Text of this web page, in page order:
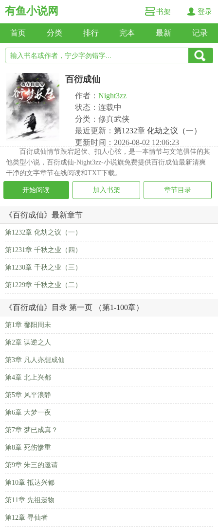
有鱼小说网 书架 登录
首页 分类 排行 完本 最新 记录
百衍成仙
作者： Night3zz
状态：连载中
分类：修真武侠
最近更新： 第1232章 化劫之议（一）
更新时间：2026-08-02 12:06:23
百衍成仙情节跌宕起伏、扣人心弦，是一本情节与文笔俱佳的其
他类型小说，百衍成仙-Night3zz-小说旗免费提供百衍成仙最新清爽
干净的文字章节在线阅读和TXT下载。
开始阅读 加入书架 章节目录
《百衍成仙》最新章节
第1232章 化劫之议（一）
第1231章 千秋之业（四）
第1230章 千秋之业（三）
第1229章 千秋之业（二）
《百衍成仙》目录 第一页 （第1-100章）
第1章 鄱阳周未
第2章 谋逆之人
第3章 凡人亦想成仙
第4章 北上兴都
第5章 风平浪静
第6章 大梦一夜
第7章 梦已成真？
第8章 死伤惨重
第9章 朱三的邀请
第10章 抵达兴都
第11章 先祖遗物
第12章 寻仙者